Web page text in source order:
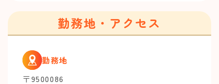
勤務地・アクセス
勤務地
〒9500086